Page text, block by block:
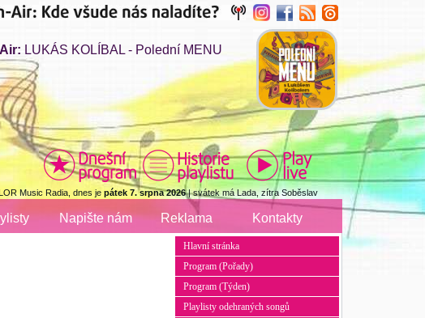
LUKÁS KOLÍBAL - Polední MENU
Music Radia, dnes je pátek 7. srpna 2026| svátek má Lada, zítra Soběslav
Napište nám Reklama Kontakty
Hlavní stránka
Program (Pořady)
Program (Týden)
Playlisty odehraných songů